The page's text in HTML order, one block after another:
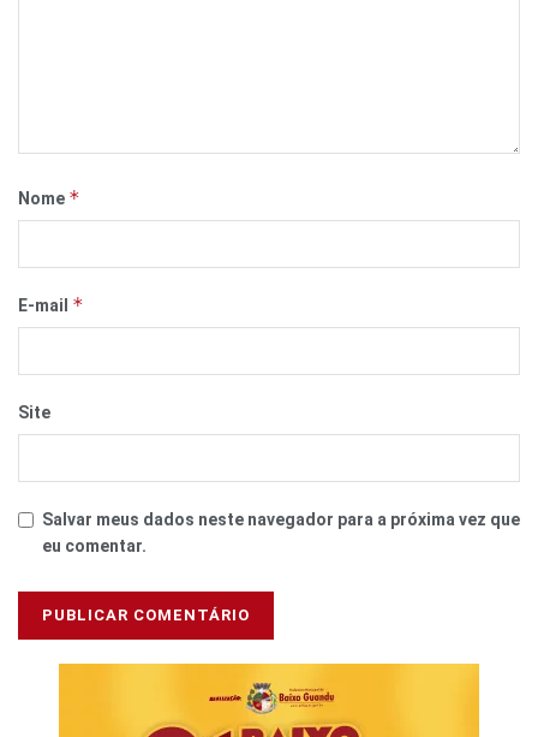
Nome *
E-mail *
Site
Salvar meus dados neste navegador para a próxima vez que
eu comentar.